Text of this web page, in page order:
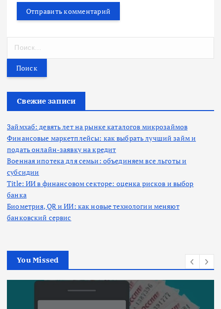
т
Свежие записи
Займхаб: девять лет на рынке каталогов микрозаймов
Финансовые маркетплейсы: как выбрать лучший займ и
подать онлайн-заявку на кредит
Военная ипотека для семьи: объединяем все льготы и
субсидии
Title: ИИ в финансовом секторе: оценка рисков и выбор
банка
Биометрия, QR и ИИ: как новые технологии меняют
банковский сервис
You Missed